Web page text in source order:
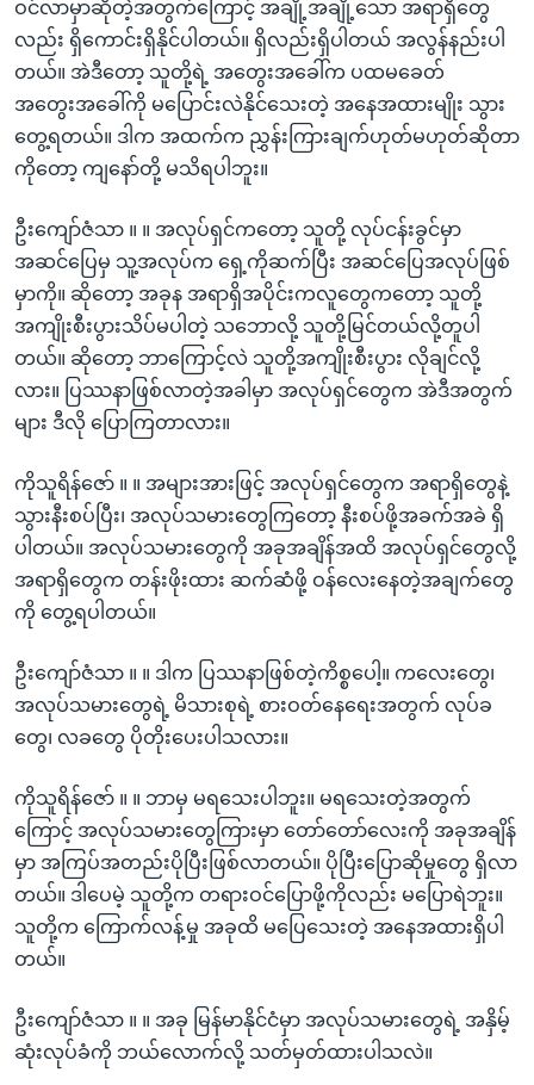
ဝင်လာမှာဆိုတဲ့အတွက်ကြောင့် အချို့အချို့သော အရာရှိတွေ
လည်း ရှိကောင်းရှိနိုင်ပါတယ်။ ရှိလည်းရှိပါတယ် အလွန်နည်းပါ
တယ်။ အဲဒီတော့ သူတို့ရဲ့ အတွေးအခေါ်က ပထမခေတ်
အတွေးအခေါ်ကို မပြောင်းလဲနိုင်သေးတဲ့ အနေအထားမျိုး သွား
တွေ့ရတယ်။ ဒါက အထက်က ညွှန်းကြားချက်ဟုတ်မဟုတ်ဆိုတာ
ကိုတော့ ကျနော်တို့ မသိရပါဘူး။
ဦးကျော်ဇံသာ ။ ။ အလုပ်ရှင်ကတော့ သူတို့ လုပ်ငန်းခွင်မှာ
အဆင်ပြေမှ သူ့အလုပ်က ရှေ့ကိုဆက်ပြီး အဆင်ပြေအလုပ်ဖြစ်
မှာကို။ ဆိုတော့ အခုန အရာရှိအပိုင်းကလူတွေကတော့ သူတို့
အကျိုးစီးပွားသိပ်မပါတဲ့ သဘောလို့ သူတို့မြင်တယ်လို့တူပါ
တယ်။ ဆိုတော့ ဘာကြောင့်လဲ သူတို့အကျိုးစီးပွား လိုချင်လို့
လား။ ပြဿနာဖြစ်လာတဲ့အခါမှာ အလုပ်ရှင်တွေက အဲဒီအတွက်
များ ဒီလို ပြောကြတာလား။
ကိုသူရိန်ဇော် ။ ။ အများအားဖြင့် အလုပ်ရှင်တွေက အရာရှိတွေနဲ့
သွားနီးစပ်ပြီး၊ အလုပ်သမားတွေကြတော့ နီးစပ်ဖို့အခက်အခဲ ရှိ
ပါတယ်။ အလုပ်သမားတွေကို အခုအချိန်အထိ အလုပ်ရှင်တွေလို့
အရာရှိတွေက တန်းဖိုးထား ဆက်ဆံဖို့ ဝန်လေးနေတဲ့အချက်တွေ
ကို တွေ့ရပါတယ်။
ဦးကျော်ဇံသာ ။ ။ ဒါက ပြဿနာဖြစ်တဲ့ကိစ္စပေါ့။ ကလေးတွေ၊
အလုပ်သမားတွေရဲ့ မိသားစုရဲ့ စားဝတ်နေရေးအတွက် လုပ်ခ
တွေ၊ လခတွေ ပိုတိုးပေးပါသလား။
ကိုသူရိန်ဇော် ။ ။ ဘာမှ မရသေးပါဘူး။ မရသေးတဲ့အတွက်
ကြောင့် အလုပ်သမားတွေကြားမှာ တော်တော်လေးကို အခုအချိန်
မှာ အကြပ်အတည်းပိုပြီးဖြစ်လာတယ်။ ပိုပြီးပြောဆိုမှုတွေ ရှိလာ
တယ်။ ဒါပေမဲ့ သူတို့က တရားဝင်ပြောဖို့ကိုလည်း မပြောရဲဘူး။
သူတို့က ကြောက်လန့်မှု အခုထိ မပြေသေးတဲ့ အနေအထားရှိပါ
တယ်။
ဦးကျော်ဇံသာ ။ ။ အခု မြန်မာနိုင်ငံမှာ အလုပ်သမားတွေရဲ့ အနှိမ့်
ဆုံးလုပ်ခံကို ဘယ်လောက်လို့ သတ်မှတ်ထားပါသလဲ။